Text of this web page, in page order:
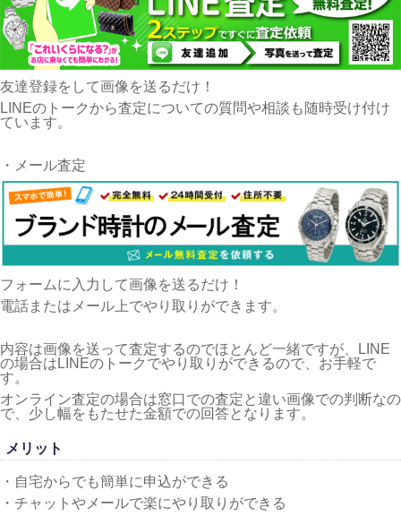
友達登録をして画像を送るだけ！
LINEのトークから査定についての質問や相談も随時受け付け
ています。
・メール査定
フォームに入力して画像を送るだけ！
電話またはメール上でやり取りができます。
内容は画像を送って査定するのでほとんど一緒ですが、LINE
の場合はLINEのトークでやり取りができるので、お手軽で
す。
オンライン査定の場合は窓口での査定と違い画像での判断なの
で、少し幅をもたせた金額での回答となります。
メリット
・自宅からでも簡単に申込ができる
・チャットやメールで楽にやり取りができる